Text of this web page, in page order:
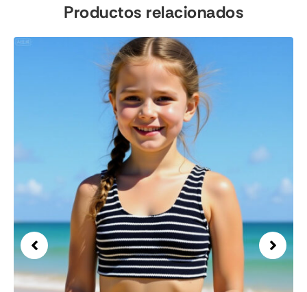
Productos relacionados